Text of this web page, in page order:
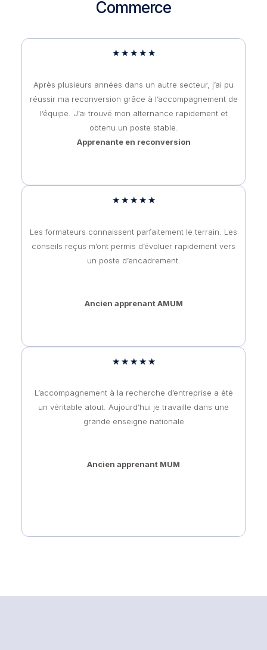
Commerce
★ ★ ★ ★ ★
Après plusieurs années dans un autre secteur, j’ai pu
réussir ma reconversion grâce à l’accompagnement de
l’équipe. J’ai trouvé mon alternance rapidement et
obtenu un poste stable.
Apprenante en reconversion
★ ★ ★ ★ ★
Les formateurs connaissent parfaitement le terrain. Les
conseils reçus m’ont permis d’évoluer rapidement vers
un poste d’encadrement.
Ancien apprenant AMUM
★ ★ ★ ★ ★
L’accompagnement à la recherche d’entreprise a été
un véritable atout. Aujourd’hui je travaille dans une
grande enseigne nationale
Ancien apprenant MUM